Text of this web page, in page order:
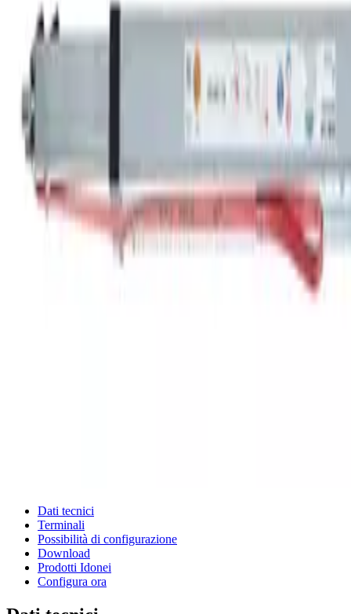
Dati tecnici
Terminali
Possibilità di configurazione
Download
Prodotti Idonei
Configura ora